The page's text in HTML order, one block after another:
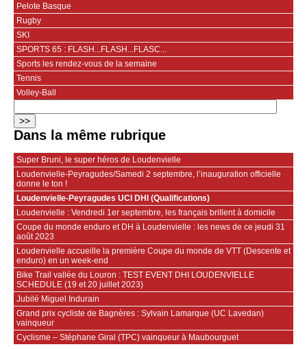
Pelote Basque
Rugby
SKI
SPORTS 65 : FLASH...FLASH...FLASC...
Sports les rendez-vous de la semaine
Tennis
Volley-Ball
Dans la même rubrique
Super Bruni, le super héros de Loudenvielle
Loudenvielle-Peyragudes/Samedi 2 septembre, l’inauguration officielle
donne le ton !
Loudenvielle-Peyragudes UCI DHI (Qualifications)
Loudenvielle : Vendredi 1er septembre, les français brillent à domicile
Coupe du monde enduro et DH à Loudenvielle : les news de ce jeudi 31
août 2023
Loudenvielle accueille la première Coupe du monde de VTT (Descente et
enduro) en un week-end
Bike Trail vallée du Louron : TEST EVENT DHI LOUDENVIELLE
SCHEDULE (19 et 20 juillet 2023)
Jubilé Miguel Indurain
Grand prix cycliste de Bagnères : Sylvain Lamarque (UC Lavedan)
vainqueur
Cyclisme – Stéphane Giral (TPC) vainqueur à Maubourguet